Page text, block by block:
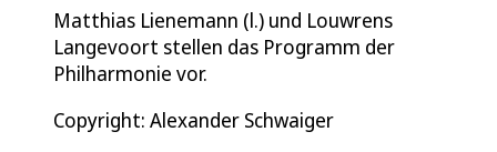
Matthias Lienemann (l.) und Louwrens
Langevoort stellen das Programm der
Philharmonie vor.
Copyright: Alexander Schwaiger